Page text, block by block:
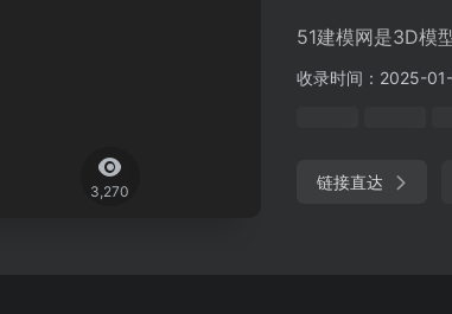
3,270
51建模网是3D模
收录时间：2025-
链接直达